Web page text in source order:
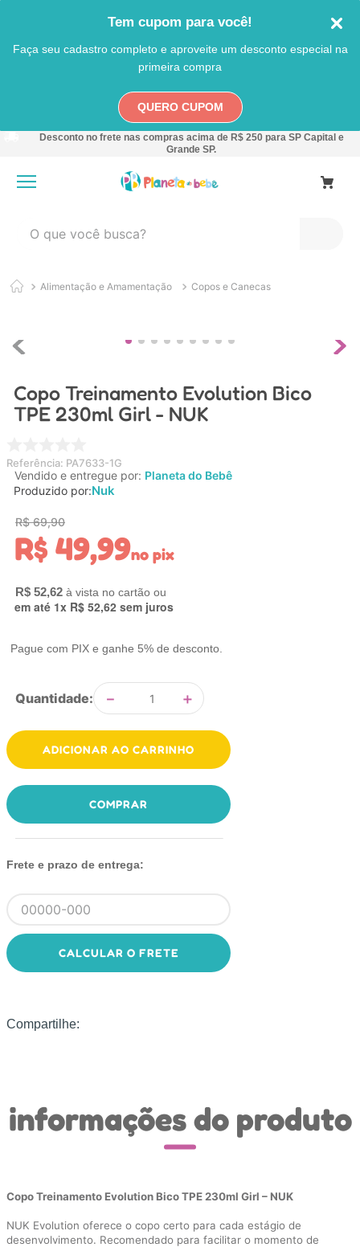
Tem cupom para você!
Faça seu cadastro completo e aproveite um desconto especial na
primeira compra
QUERO CUPOM
Desconto no frete nas compras acima de R$ 250 para SP Capital e
Grande SP.
Alimentação e Amamentação Copos e Canecas
Copo Treinamento Evolution Bico
TPE 230ml Girl - NUK
Referência: PA7633-1G
Vendido e entregue por: Planeta do Bebê
Produzido por:Nuk
R$ 69,90
R$ 49,99no pix
R$ 52,62
em até 1x R$ 52,62 sem juros
Pague com PIX e ganhe 5% de desconto.
Quantidade ＋
－
ADICIONAR AO CARRINHO
COMPRAR
Frete e prazo de entrega:
CALCULAR O FRETE
Compartilhe:
informações do produto
Copo Treinamento Evolution Bico TPE 230ml Girl – NUK
NUK Evolution oferece o copo certo para cada estágio de
desenvolvimento. Recomendado para facilitar o momento de
1 º
carro
5º
chupeta
7º
mamadeira
8º
carrinho
9º
carrinho bebe
10º brinquedo